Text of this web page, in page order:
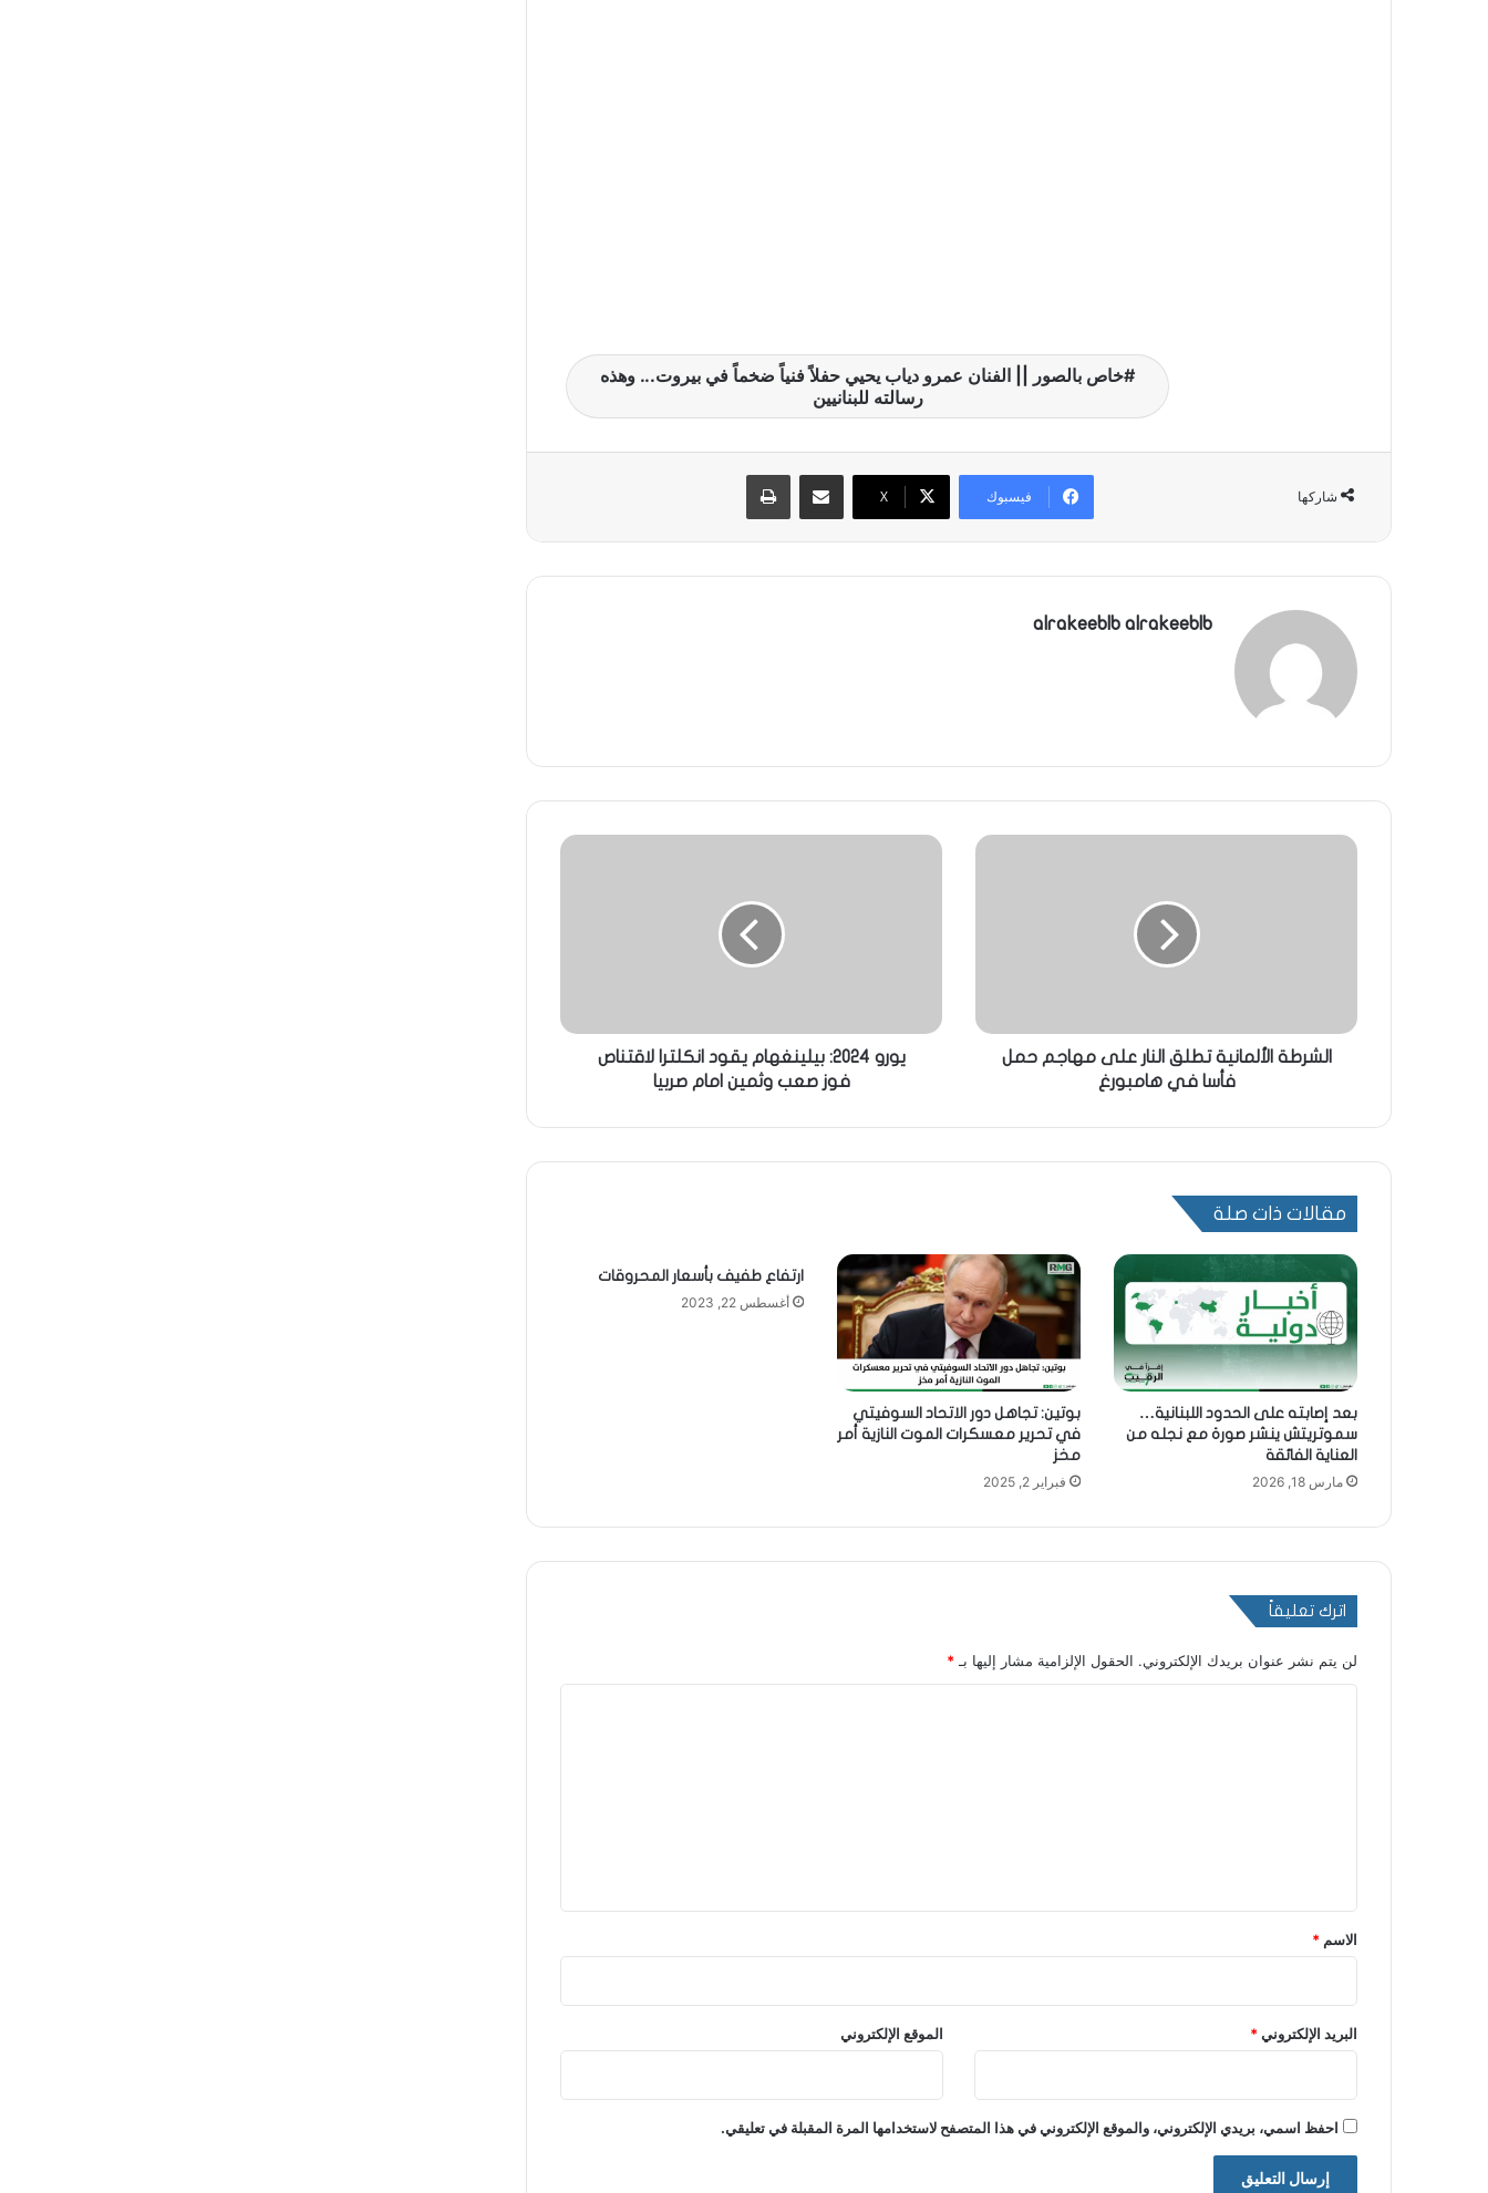
خاص بالصور || الفنان عمرو دياب يحيي حفلاً فنياً ضخماً في بيروت... وهذه
رسالته للبنانيين
شاركها فيسبوك X
مشاركة عبر البريد طباعة
alrakeeblb alrakeeblb
الشرطة الألمانية تطلق النار على مهاجم حمل
فأسا في هامبورغ
يورو 2024: بيلينغهام يقود انكلترا لاقتناص
فوز صعب وثمين امام صربيا
مقالات ذات صلة
بعد إصابته على الحدود اللبنانية…
سموتريتش ينشر صورة مع نجله من
العناية الفائقة
مارس 18, 2026
بوتين: تجاهل دور الاتحاد السوفيتي
في تحرير معسكرات الموت النازية أمر
مخز
فبراير 2, 2025
ارتفاع طفيف بأسعار المحروقات
أغسطس 22, 2023
اترك تعليقاً
لن يتم نشر عنوان بريدك الإلكتروني. الحقول الإلزامية مشار إليها بـ *
*
الاسم *
البريد الإلكتروني* الموقع الإلكتروني
احفظ اسمي، بريدي الإلكتروني، والموقع الإلكتروني في هذا المتصفح لاستخدامها المرة المقبلة في تعليقي.